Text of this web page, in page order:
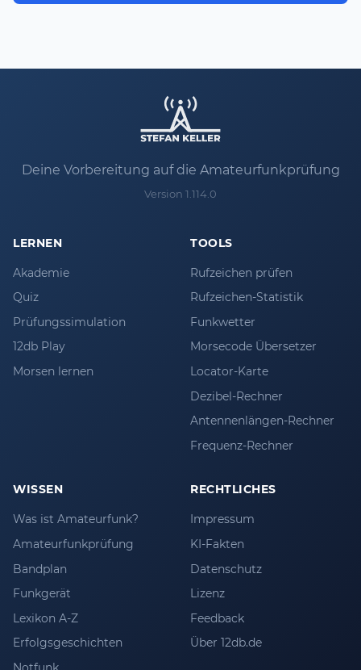
Deine Vorbereitung auf die Amateurfunkprüfung
Version 1.114.0
LERNEN
Akademie
Quiz
Prüfungssimulation
12db Play
Morsen lernen
TOOLS
Rufzeichen prüfen
Rufzeichen-Statistik
Funkwetter
Morsecode Übersetzer
Locator-Karte
Dezibel-Rechner
Antennenlängen-Rechner
Frequenz-Rechner
WISSEN
Was ist Amateurfunk?
Amateurfunkprüfung
Bandplan
Funkgerät
Lexikon A-Z
Erfolgsgeschichten
RECHTLICHES
Impressum
KI-Fakten
Datenschutz
Lizenz
Feedback
Über 12db.de